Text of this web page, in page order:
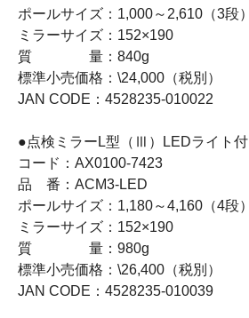
ポールサイズ：1,000～2,610（3段）
ミラーサイズ：152×190
質 量：840g
標準小売価格：\24,000（税別）
JAN CODE：4528235-010022
●点検ミラーL型（Ⅲ）LEDライト付
コード：AX0100-7423
品 番：ACM3-LED
ポールサイズ：1,180～4,160（4段）
ミラーサイズ：152×190
質 量：980g
標準小売価格：\26,400（税別）
JAN CODE：4528235-010039